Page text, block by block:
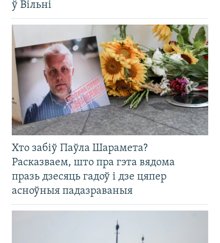
ў Вільні
Хто забіў Паўла Шарамета?
Расказваем, што пра гэта вядома
празь дзесяць гадоў і дзе цяпер
асноўныя падазраваныя